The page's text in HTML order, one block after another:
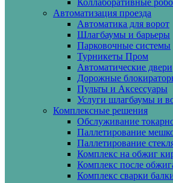
Коллаборативные
Автоматизация проезда
Автоматика для ворот
Шлагбаумы и барьеры
Парковочные системы
Турникеты Пром
Автоматические двери
Дорожные
Пульты и Аксессуары
Услуги шлагбаумы и
Комплексные решения
Обслуживание
Паллетирование
Паллетирование
Комплекс на обжиг
Комплекс после
Комплекс сварки